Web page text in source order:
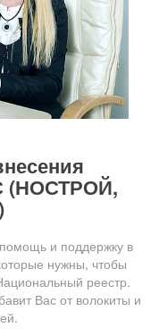
(НОСТРОЙ,
и поддержку в
нужны, чтобы
реестр.
Вас от волокиты и